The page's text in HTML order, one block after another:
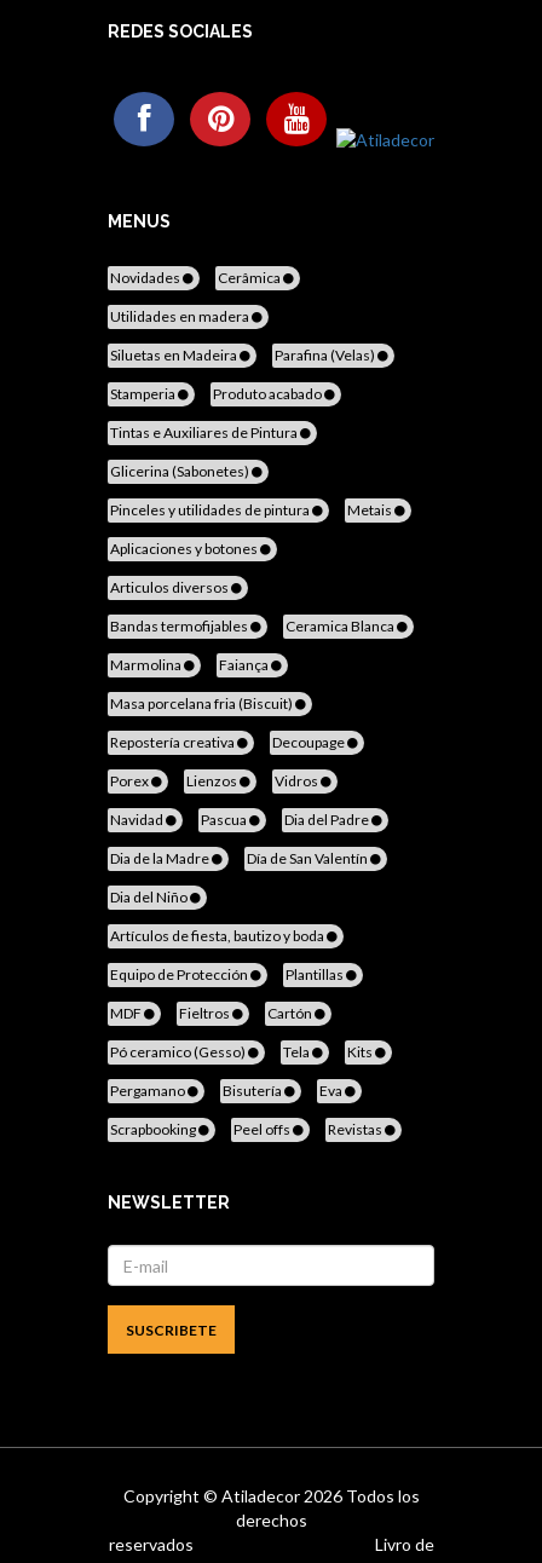
REDES SOCIALES
MENUS
Novidades Cerâmica
Utilidades en madera
Siluetas en Madeira Parafina (Velas)
Stamperia Produto acabado
Tintas e Auxiliares de Pintura
Glicerina (Sabonetes)
Pinceles y utilidades de pintura Metais
Aplicaciones y botones
Articulos diversos
Bandas termofijables Ceramica Blanca
Marmolina Faiança
Masa porcelana fria (Biscuit)
Repostería creativa Decoupage
Porex Lienzos Vidros
Navidad Pascua Dia del Padre
Dia de la Madre Día de San Valentín
Dia del Niño
Artículos de fiesta, bautizo y boda
Equipo de Protección Plantillas
MDF Fieltros Cartón
Pó ceramico (Gesso) Tela Kits
Pergamano Bisutería Eva
Scrapbooking Peel offs Revistas
NEWSLETTER
Copyright © Atiladecor 2026 Todos los
derechos
reservados
Livro de